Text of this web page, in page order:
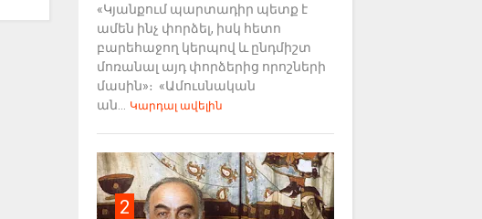
«Կյանքում պարտադիր պետք է
ամեն ինչ փորձել, իսկ հետո
բարեհաջող կերպով և ընդմիշտ
մոռանալ այդ փորձերից որոշների
մասին»։ «Ամուսնական
ան...
Կարդալ ավելին
2